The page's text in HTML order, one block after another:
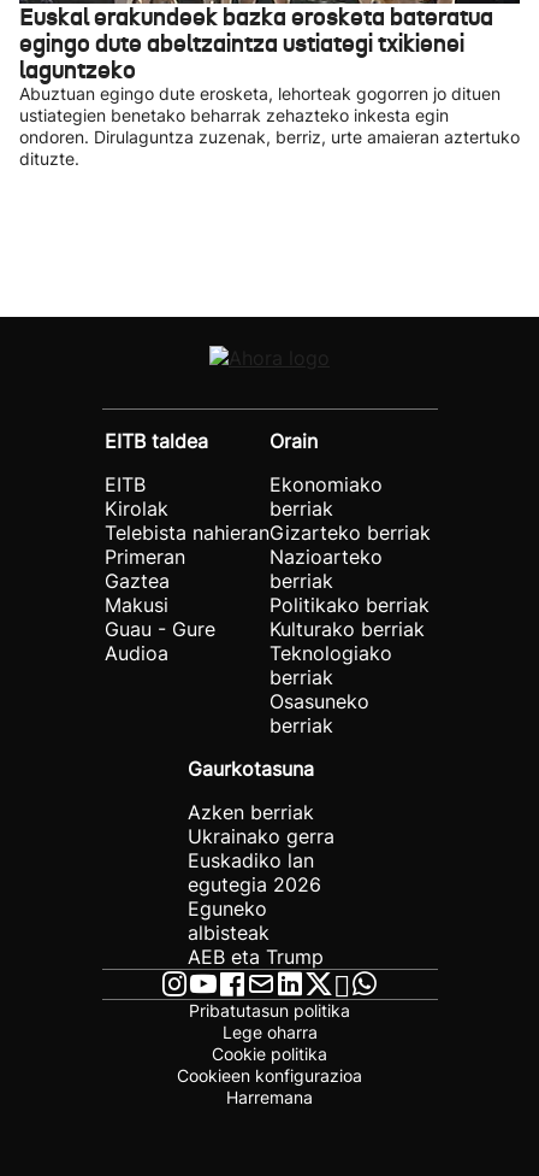
Euskal erakundeek bazka erosketa bateratua
egingo dute abeltzaintza ustiategi txikienei
laguntzeko
Abuztuan egingo dute erosketa, lehorteak gogorren jo dituen
ustiategien benetako beharrak zehazteko inkesta egin
ondoren. Dirulaguntza zuzenak, berriz, urte amaieran aztertuko
dituzte.
EITB taldea
EITB
Kirolak
Telebista nahieran
Primeran
Gaztea
Makusi
Guau - Gure
Audioa
Orain
Ekonomiako
berriak
Gizarteko berriak
Nazioarteko
berriak
Politikako berriak
Kulturako berriak
Teknologiako
berriak
Osasuneko
berriak
Gaurkotasuna
Azken berriak
Ukrainako gerra
Euskadiko lan
egutegia 2026
Eguneko
albisteak
AEB eta Trump
Pribatutasun politika
Lege oharra
Cookie politika
Cookieen konfigurazioa
Harremana